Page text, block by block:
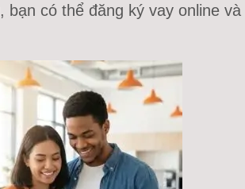
, bạn có thể đăng ký vay online và